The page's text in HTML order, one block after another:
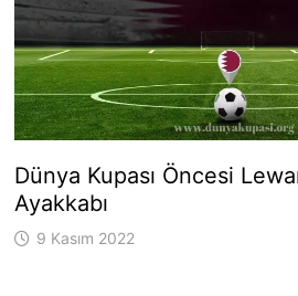
Dünya Kupası Öncesi
Ayakkabı
9 Kasım 2022